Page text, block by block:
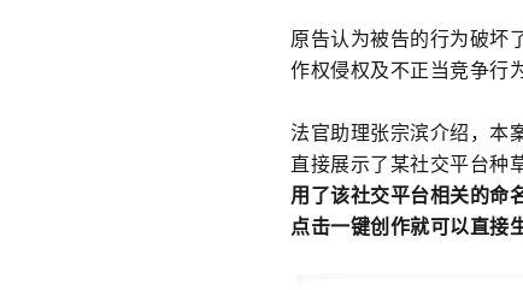
原告认为被告的行为破坏
作权侵权及不正当竞争行为
法官助理张宗滨介绍， 本
直接展示了某社交平台种
用了该社交平台相关的命
点击一键创作就可以直接